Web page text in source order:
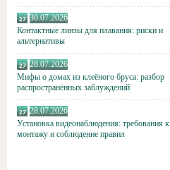
30.07.2026
Контактные линзы для плавания: риски и
альтернативы
28.07.2026
Мифы о домах из клеёного бруса: разбор
распространённых заблуждений
28.07.2026
Установка видеонаблюдения: требования к
монтажу и соблюдение правил